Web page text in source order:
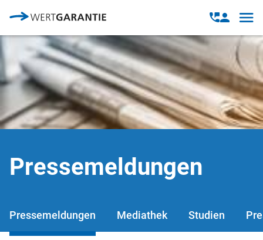
Open
modal
Open
Pressemeldungen
Pressemeldungen Mediathek Studien